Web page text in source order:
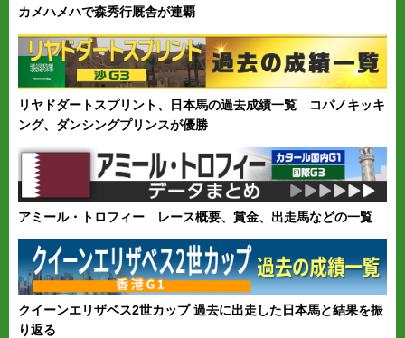
カメハメハで森秀行厩舎が連覇
リヤドダートスプリント、日本馬の過去成績一覧 コパノキッキ
ング、ダンシングプリンスが優勝
アミール・トロフィー レース概要、賞金、出走馬などの一覧
クイーンエリザベス2世カップ 過去に出走した日本馬と結果を振
り返る